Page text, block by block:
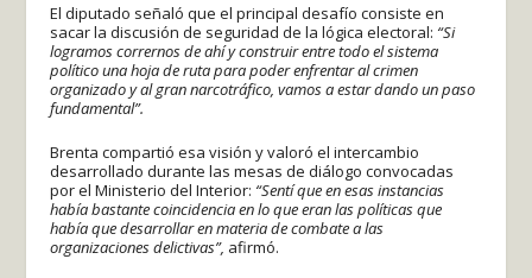
El diputado señaló que el principal desafío consiste en
sacar la discusión de seguridad de la lógica electoral: “Si
logramos corrernos de ahí y construir entre todo el sistema
político una hoja de ruta para poder enfrentar al crimen
organizado y al gran narcotráfico, vamos a estar dando un paso
fundamental”.
Brenta compartió esa visión y valoró el intercambio
desarrollado durante las mesas de diálogo convocadas
por el Ministerio del Interior: “Sentí que en esas instancias
había bastante coincidencia en lo que eran las políticas que
había que desarrollar en materia de combate a las
organizaciones delictivas”, afirmó.